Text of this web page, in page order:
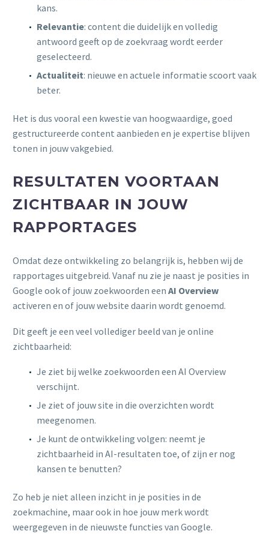
kans.
Relevantie: content die duidelijk en volledig
antwoord geeft op de zoekvraag wordt eerder
geselecteerd.
Actualiteit: nieuwe en actuele informatie scoort vaak
beter.
Het is dus vooral een kwestie van hoogwaardige, goed
gestructureerde content aanbieden en je expertise blijven
tonen in jouw vakgebied.
RESULTATEN VOORTAAN
ZICHTBAAR IN JOUW
RAPPORTAGES
Omdat deze ontwikkeling zo belangrijk is, hebben wij de
rapportages uitgebreid. Vanaf nu zie je naast je posities in
Google ook of jouw zoekwoorden een AI Overview
activeren en of jouw website daarin wordt genoemd.
Dit geeft je een veel vollediger beeld van je online
zichtbaarheid:
Je ziet bij welke zoekwoorden een AI Overview
verschijnt.
Je ziet of jouw site in die overzichten wordt
meegenomen.
Je kunt de ontwikkeling volgen: neemt je
zichtbaarheid in AI-resultaten toe, of zijn er nog
kansen te benutten?
Zo heb je niet alleen inzicht in je posities in de
zoekmachine, maar ook in hoe jouw merk wordt
weergegeven in de nieuwste functies van Google.